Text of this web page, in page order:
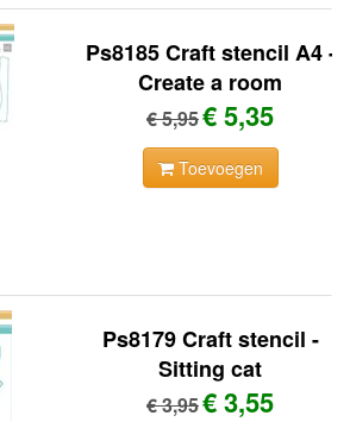
Ps8185 Craft stencil A4 -
Create a room
€ 5,95€ 5,35
Toevoegen
Ps8179 Craft stencil -
Sitting cat
€ 3,95€ 3,55